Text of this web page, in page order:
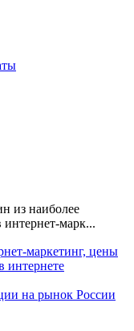
из наиболее
марк...
маркетинг, цены
интернете
на рынок России